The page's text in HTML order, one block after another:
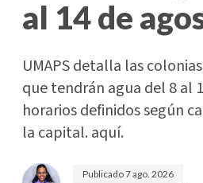
al 14 de
UMAPS detalla las
que tendrán agua del 8 al
horarios definidos según
la capital. aquí.
Publicado7 ago. 2026